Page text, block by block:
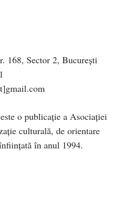
168, Sector 2, București
o publicaţie a Asociaţiei
culturală, de orientare
în anul 1994.